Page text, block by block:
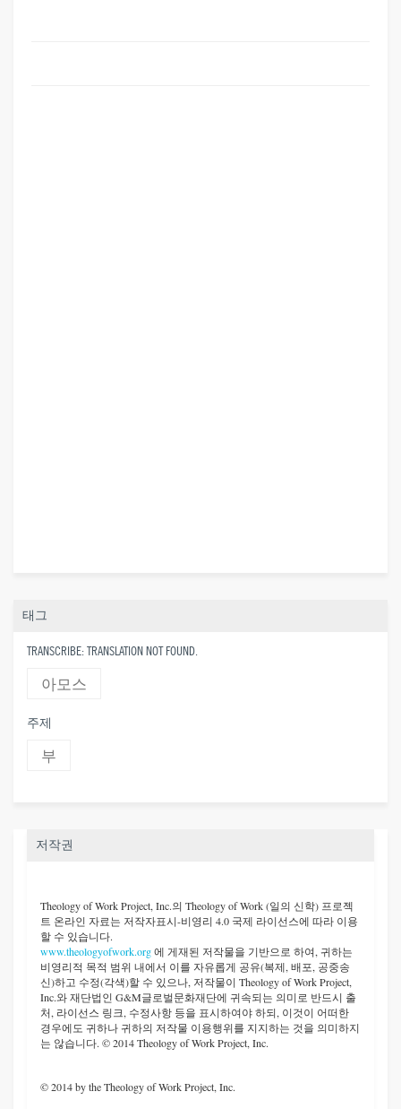
태그
TRANSCRIBE: TRANSLATION NOT FOUND.
아모스
주제
부
저작권
Theology of Work Project, Inc.의 Theology of Work (일의 신학) 프로젝
트 온라인 자료는 저작자표시-비영리 4.0 국제 라이선스에 따라 이용
할 수 있습니다.
www.theologyofwork.org에 게재된 저작물을 기반으로 하여, 귀하는
비영리적 목적 범위 내에서 이를 자유롭게 공유(복제, 배포, 공중송
신)하고 수정(각색)할 수 있으나, 저작물이 Theology of Work Project,
Inc.와 재단법인 G&M글로벌문화재단에 귀속되는 의미로 반드시 출
처, 라이선스 링크, 수정사항 등을 표시하여야 하되, 이것이 어떠한
경우에도 귀하나 귀하의 저작물 이용행위를 지지하는 것을 의미하지
는 않습니다. © 2014 Theology of Work Project, Inc.
© 2014 by the Theology of Work Project, Inc.